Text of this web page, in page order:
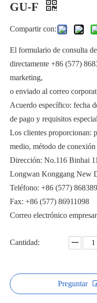
GU-F
Compartir con:
El formulario de consulta
directamente +86 (577)
marketing,
o enviado al correo
Acuerdo específico: fecha
de pago y requisitos
Los clientes proporcionan:
medio, método de
Dirección: No.116 Binhai
Longwan Konggang New
Teléfono: +86 (577)
Fax: +86 (577) 86911098
Correo electrónico
Cantidad:
Preguntar